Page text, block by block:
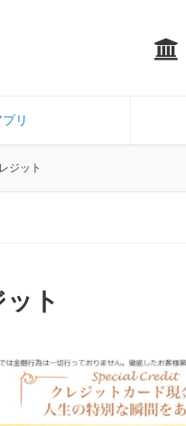
リ
ジット
ト